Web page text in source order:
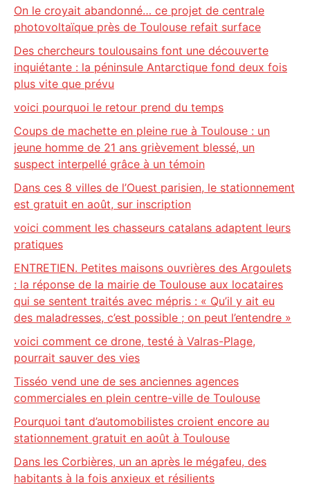
On le croyait abandonné… ce projet de centrale
photovoltaïque près de Toulouse refait surface
Des chercheurs toulousains font une découverte
inquiétante : la péninsule Antarctique fond deux fois
plus vite que prévu
voici pourquoi le retour prend du temps
Coups de machette en pleine rue à Toulouse : un
jeune homme de 21 ans grièvement blessé, un
suspect interpellé grâce à un témoin
Dans ces 8 villes de l’Ouest parisien, le stationnement
est gratuit en août, sur inscription
voici comment les chasseurs catalans adaptent leurs
pratiques
ENTRETIEN. Petites maisons ouvrières des Argoulets
: la réponse de la mairie de Toulouse aux locataires
qui se sentent traités avec mépris : « Qu’il y ait eu
des maladresses, c’est possible ; on peut l’entendre »
voici comment ce drone, testé à Valras-Plage,
pourrait sauver des vies
Tisséo vend une de ses anciennes agences
commerciales en plein centre-ville de Toulouse
Pourquoi tant d’automobilistes croient encore au
stationnement gratuit en août à Toulouse
Dans les Corbières, un an après le mégafeu, des
habitants à la fois anxieux et résilients